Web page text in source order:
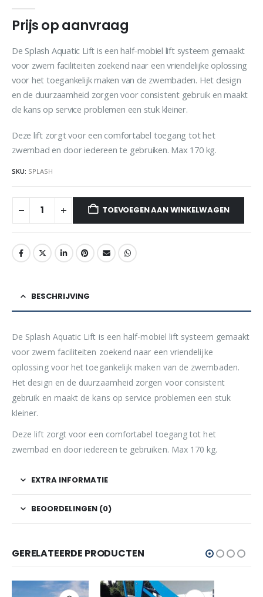
Prijs op aanvraag
De Splash Aquatic Lift is een half-mobiel lift systeem gemaakt
voor zwem faciliteiten zoekend naar een vriendelijke oplossing
voor het toegankelijk maken van de zwembaden. Het design
en de duurzaamheid zorgen voor consistent gebruik en maakt
de kans op service problemen een stuk kleiner.
Deze lift zorgt voor een comfortabel toegang tot het
zwembad en door iedereen te gebruiken. Max 170 kg.
SKU: SPLASH
TOEVOEGEN AAN WINKELWAGEN
BESCHRIJVING
De Splash Aquatic Lift is een half-mobiel lift systeem gemaakt
voor zwem faciliteiten zoekend naar een vriendelijke
oplossing voor het toegankelijk maken van de zwembaden.
Het design en de duurzaamheid zorgen voor consistent
gebruik en maakt de kans op service problemen een stuk
kleiner.
Deze lift zorgt voor een comfortabel toegang tot het
zwembad en door iedereen te gebruiken. Max 170 kg.
EXTRA INFORMATIE
BEOORDELINGEN (0)
GERELATEERDE PRODUCTEN